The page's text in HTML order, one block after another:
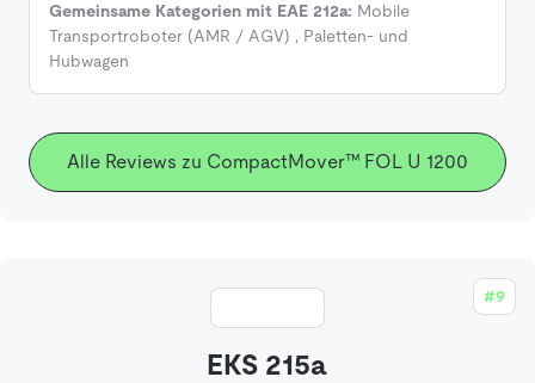
Gemeinsame Kategorien mit EAE 212a: Mobile
Transportroboter (AMR / AGV) , Paletten- und
Hubwagen
Alle Reviews zu CompactMover™ FOL U 1200
#9
EKS 215a